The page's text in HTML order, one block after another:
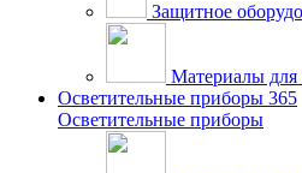
Защитное
Материалы для
Осветительные приборы 365
Осветительные приборы